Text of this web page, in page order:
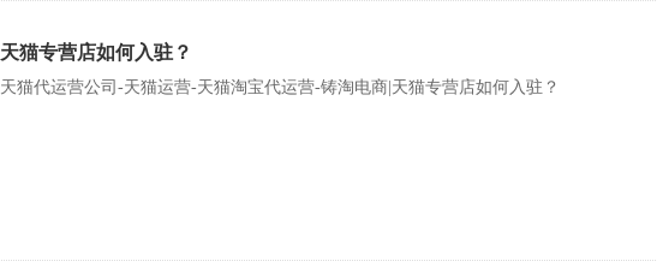
天猫专营店如何入驻？
天猫代运营公司-天猫运营-天猫淘宝代运营-铸淘电商|天猫专营店如何入驻？